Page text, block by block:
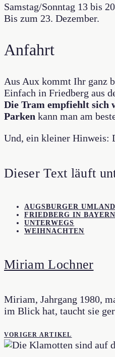
Samstag/Sonntag 13 bis
Bis zum 23. Dezember.
Anfahrt
Aus Aux kommt Ihr ganz
Einfach in Friedberg aus
Die Tram empfiehlt sich
Parken kann man am
Und, ein kleiner Hinweis:
Dieser Text läuft
AUGSBURGER UMLAND
FRIEDBERG IN BAYERN
UNTERWEGS
WEIHNACHTEN
Miriam Lochner
Miriam, Jahrgang 1980,
im Blick hat, taucht sie
VORIGER ARTIKEL